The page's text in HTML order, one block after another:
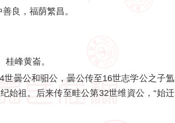
良，福荫繁昌。
峰黄崙。
曇公和驲公，曇公传至16世志学公之子氲
始祖。后来传至畦公第32世维資公，“始迁